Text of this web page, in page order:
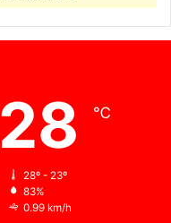
28 ℃
28º - 23º
83%
0.99 km/h